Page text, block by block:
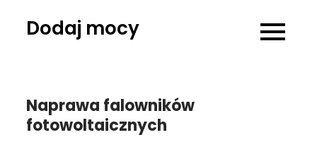
Dodaj mocy
Naprawa falowników
fotowoltaicznych